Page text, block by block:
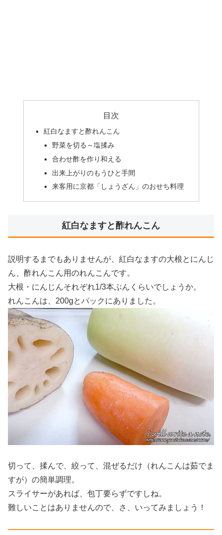
目次
紅白なますと酢れんこん
野菜を切る～塩揉み
合わせ酢を作り和える
出来上がりのもうひと手間
来客用に京都「しょうざん」のおせち料理
紅白なますと酢れんこん
説明するまでもありませんが、紅白なますの大根とにんじ
ん、酢れんこん用のれんこんです。
大根・にんじんそれぞれ1/3本ぶんくらいでしょうか。
れんこんは、200gとパックにありました。
切って、揉んで、絞って、混ぜるだけ（れんこんは茹でま
すが）の簡単調理。
スライサーがあれば、包丁要らずですしね。
難しいことはありませんので、さ、いってみましょう！